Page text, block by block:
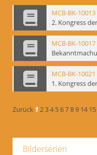
MCB-BK-10013
MCB-BK-10017
MCB-BK-10021
Zurück 1234 56789 14 15
Bilderserien